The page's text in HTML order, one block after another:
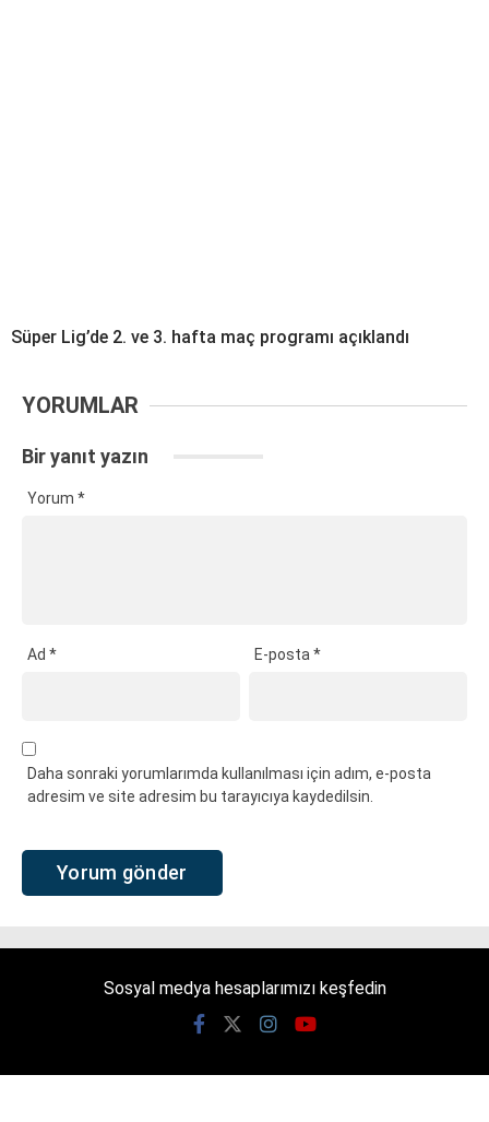
Süper Lig’de 2. ve 3. hafta maç programı açıklandı
YORUMLAR
Bir yanıt yazın
Yorum *
Ad * E-posta*
Daha sonraki yorumlarımda kullanılması için adım, e-posta
adresim ve site adresim bu tarayıcıya kaydedilsin.
Sosyal medya hesaplarımızı keşfedin